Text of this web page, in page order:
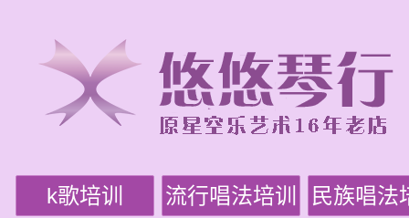
k歌培训 流行唱法培训 民族唱法